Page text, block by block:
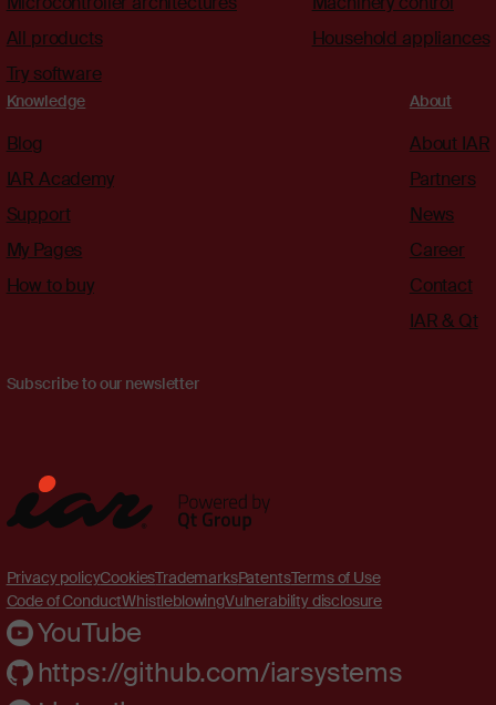
All products
Try software
Household appliances
Knowledge
Blog
IAR Academy
Support
My Pages
How to buy
About
About IAR
Partners
News
Career
Contact
IAR & Qt
Subscribe to our newsletter
Privacy policyCookiesTrademarksPatentsTerms of Use
Code of ConductWhistleblowingVulnerability disclosure
YouTube
https://github.com/iarsystems